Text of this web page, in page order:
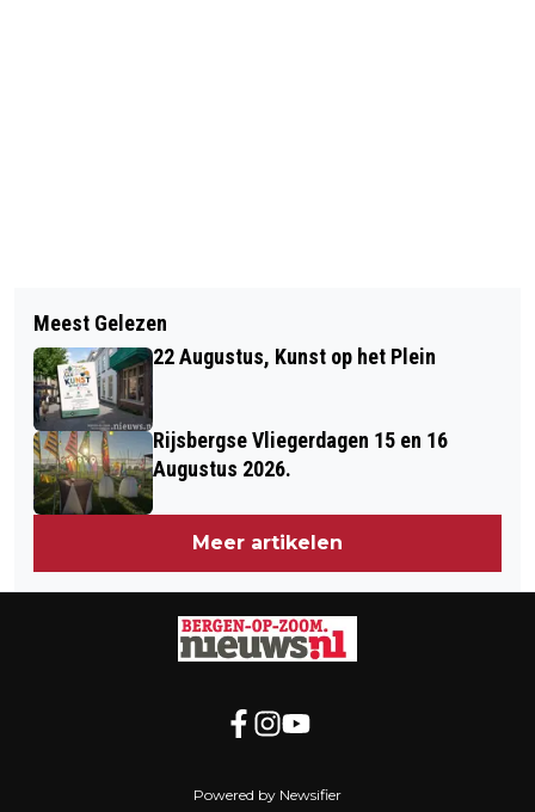
KUNSTEN IN DE MONUMENTEN 2019:
MONUMENTEN IN BERGEN OP ZOOM
GEBOUW-T NEEMT AFSCHEID VAN
MUNTJES EN STAPT OVER OP PIN
ONLY
Meest Gelezen
22 Augustus, Kunst op het Plein
Rijsbergse Vliegerdagen 15 en 16
Augustus 2026.
Meer artikelen
Powered by Newsifier